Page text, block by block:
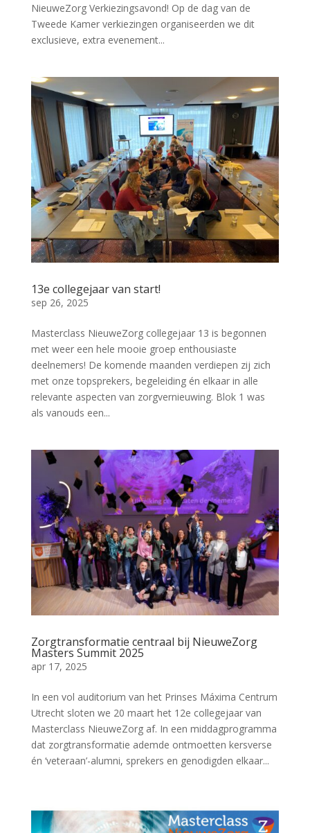
NieuweZorg Verkiezingsavond! Op de dag van de
Tweede Kamer verkiezingen organiseerden we dit
exclusieve, extra evenement...
13e collegejaar van start!
sep 26, 2025
Masterclass NieuweZorg collegejaar 13 is begonnen
met weer een hele mooie groep enthousiaste
deelnemers! De komende maanden verdiepen zij zich
met onze topsprekers, begeleiding én elkaar in alle
relevante aspecten van zorgvernieuwing. Blok 1 was
als vanouds een...
Zorgtransformatie centraal bij NieuweZorg
Masters Summit 2025
apr 17, 2025
In een vol auditorium van het Prinses Máxima Centrum
Utrecht sloten we 20 maart het 12e collegejaar van
Masterclass NieuweZorg af. In een middagprogramma
dat zorgtransformatie ademde ontmoetten kersverse
én ‘veteraan’-alumni, sprekers en genodigden elkaar...